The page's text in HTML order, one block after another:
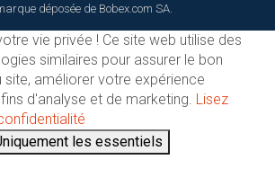
déposée de Bobex.com SA.
vie privée ! Ce site web utilise des
similaires pour assurer le bon
améliorer votre expérience
d'analyse et de marketing. Lisez
les essentiels